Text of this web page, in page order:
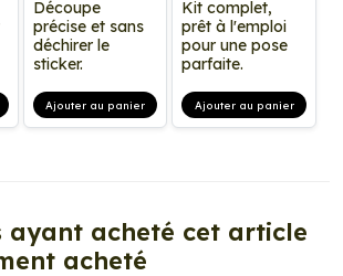
Découpe
précise et sans
déchirer le
sticker.
Ajouter au panier
Kit complet,
prêt à l'emploi
pour une pose
parfaite.
Ajouter au panier
ayant acheté cet article
acheté